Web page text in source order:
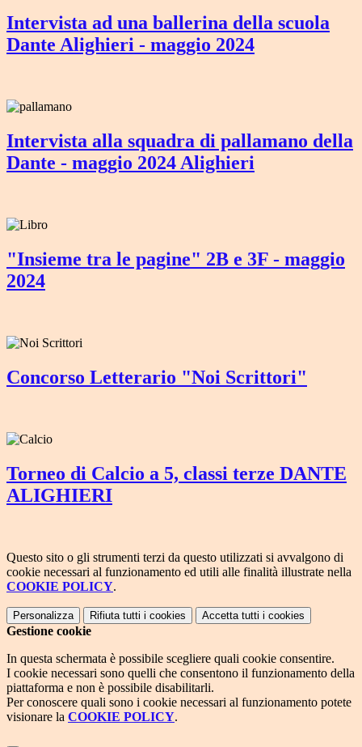
Intervista ad una ballerina della scuola
Dante Alighieri - maggio 2024
Intervista alla squadra di pallamano della
Dante - maggio 2024 Alighieri
"Insieme tra le pagine" 2B e 3F - maggio
2024
Concorso Letterario "Noi Scrittori"
Torneo di Calcio a 5, classi terze DANTE
ALIGHIERI
Questo sito o gli strumenti terzi da questo utilizzati si avvalgono di
cookie necessari al funzionamento ed utili alle finalità illustrate nella
COOKIE POLICY.
Personalizza Rifiuta tutti i cookies Accetta tutti i cookies
Gestione cookie
In questa schermata è possibile scegliere quali cookie consentire.
I cookie necessari sono quelli che consentono il funzionamento della
piattaforma e non è possibile disabilitarli.
Per conoscere quali sono i cookie necessari al funzionamento potete
visionare la COOKIE POLICY.